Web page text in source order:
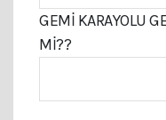
GEMI KARAYOLU
MI??